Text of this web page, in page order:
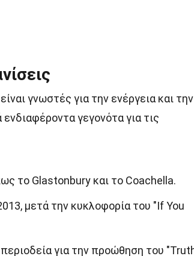
γνωστές για την ενέργεια και την
γεγονότα για τις
το Glastonbury και το Coachella.
μετά την κυκλοφορία του "If You
για την προώθηση του